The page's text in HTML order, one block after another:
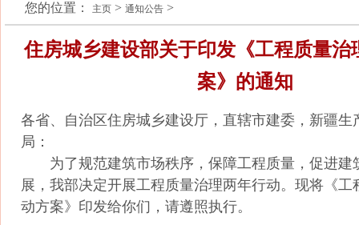
会员之窗 联系我们
您的位置： 主页 > 通知公告 >
住房城乡建设部关于印发《工程质量治
案》的通知
各省、自治区住房城乡建设厅，直辖市建委，新疆生
局：
为了规范建筑市场秩序，保障工程质量，促进建
展，我部决定开展工程质量治理两年行动。现将《工
动方案》印发给你们，请遵照执行。